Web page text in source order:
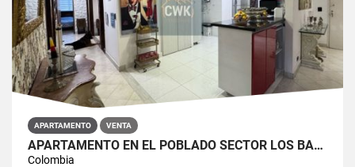
APARTAMENTO VENTA
APARTAMENTO EN EL POBLADO SECTOR LOS BALSOS PARA VENTA
Colombia